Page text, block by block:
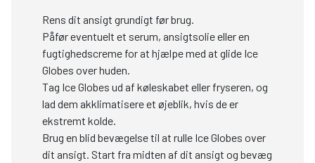
Rens dit ansigt grundigt før brug.
Påfør eventuelt et serum, ansigtsolie eller en
fugtighedscreme for at hjælpe med at glide Ice
Globes over huden.
Tag Ice Globes ud af køleskabet eller fryseren, og
lad dem akklimatisere et øjeblik, hvis de er
ekstremt kolde.
Brug en blid bevægelse til at rulle Ice Globes over
dit ansigt. Start fra midten af dit ansigt og bevæg